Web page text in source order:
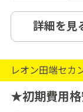
詳細を見
レオン田端セカ
★初期費用